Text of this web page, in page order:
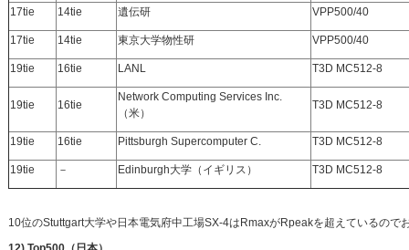
17tie 14tie 遺伝研 VPP500/40
17tie 14tie 東京大学物性研 VPP500/40
19tie 16tie LANL T3D MC512-8
19tie 16tie
Network Computing Services Inc.
（米）
T3D MC512-8
19tie 16tie Pittsburgh Supercomputer C. T3D MC512-8
19tie － Edinburgh大学（イギリス） T3D MC512-8
10位のStuttgart大学や日本電気府中工場SX-4はRmaxがRpeakを超えているの